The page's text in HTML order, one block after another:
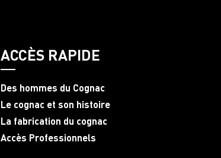
ACCÈS RAPIDE
Des hommes du Cognac
Le cognac et son histoire
La fabrication du cognac
Accès Professionnels